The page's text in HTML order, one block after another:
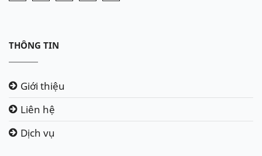
THÔNG TIN
Giới thiệu
Liên hệ
Dịch vụ